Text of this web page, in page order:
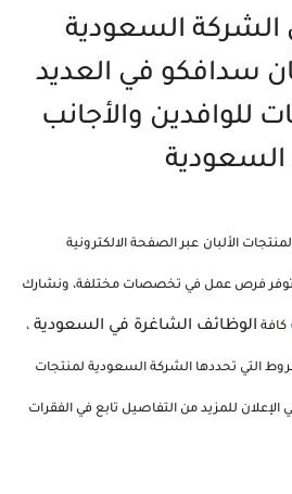
السعودية
سدافكو في العديد
والأجانب
الألبان عبر الصفحة الالكترونية
توفر فرص عمل في تخصصات مختلفة، ونشارك
كافة الوظائف الشاغرة في السعودية ،
التي تحددها الشركة السعودية لمنتجات
للمزيد من التفاصيل تابع في الفقرات